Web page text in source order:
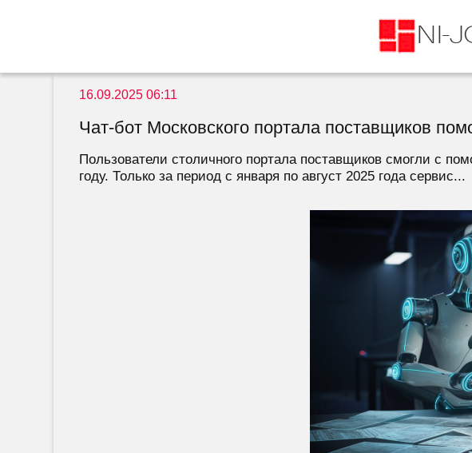
16.09.2025 06:11
Чат-бот Московского портала поставщиков
Пользователи столичного портала поставщиков смогли с
году. Только за период с января по август 2025 года сервис...